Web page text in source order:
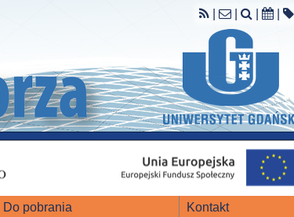
Do pobrania Kontakt